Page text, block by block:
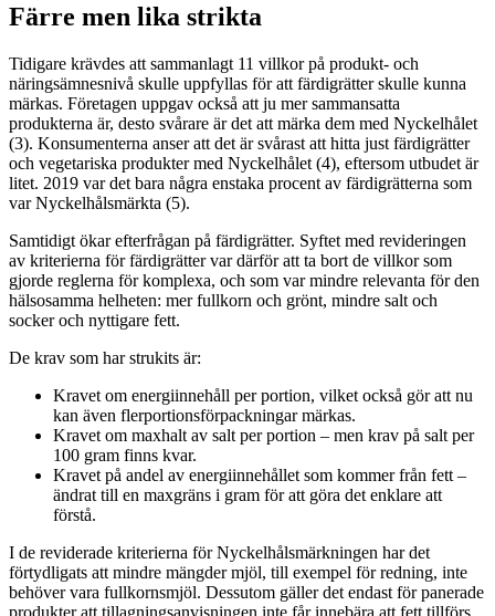
Färre men lika strikta
Tidigare krävdes att sammanlagt 11 villkor på produkt- och
näringsämnesnivå skulle uppfyllas för att färdigrätter skulle kunna
märkas. Företagen uppgav också att ju mer sammansatta
produkterna är, desto svårare är det att märka dem med Nyckelhålet
(3). Konsumenterna anser att det är svårast att hitta just färdigrätter
och vegetariska produkter med Nyckelhålet (4), eftersom utbudet är
litet. 2019 var det bara några enstaka procent av färdigrätterna som
var Nyckelhålsmärkta (5).
Samtidigt ökar efterfrågan på färdigrätter. Syftet med revideringen
av kriterierna för färdigrätter var därför att ta bort de villkor som
gjorde reglerna för komplexa, och som var mindre relevanta för den
hälsosamma helheten: mer fullkorn och grönt, mindre salt och
socker och nyttigare fett.
De krav som har strukits är:
Kravet om energiinnehåll per portion, vilket också gör att nu
kan även flerportionsförpackningar märkas.
Kravet om maxhalt av salt per portion – men krav på salt per
100 gram finns kvar.
Kravet på andel av energiinnehållet som kommer från fett –
ändrat till en maxgräns i gram för att göra det enklare att
förstå.
I de reviderade kriterierna för Nyckelhålsmärkningen har det
förtydligats att mindre mängder mjöl, till exempel för redning, inte
behöver vara fullkornsmjöl. Dessutom gäller det endast för panerade
produkter att tillagningsanvisningen inte får innebära att fett tillförs.